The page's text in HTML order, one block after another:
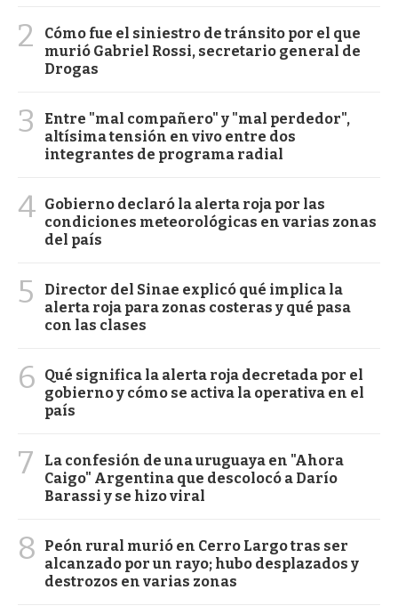
2
Cómo fue el siniestro de tránsito por el que
murió Gabriel Rossi, secretario general de
Drogas
3
Entre "mal compañero" y "mal perdedor",
altísima tensión en vivo entre dos
integrantes de programa radial
4 Gobierno declaró la alerta roja por las
condiciones meteorológicas en varias zonas
del país
5
Director del Sinae explicó qué implica la
alerta roja para zonas costeras y qué pasa
con las clases
6
Qué significa la alerta roja decretada por el
gobierno y cómo se activa la operativa en el
país
7
La confesión de una uruguaya en "Ahora
Caigo" Argentina que descolocó a Darío
Barassi y se hizo viral
8
Peón rural murió en Cerro Largo tras ser
alcanzado por un rayo; hubo desplazados y
destrozos en varias zonas